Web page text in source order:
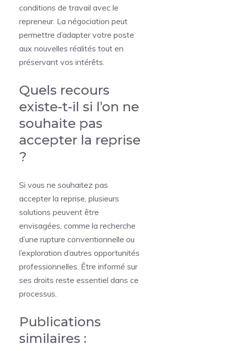
conditions de travail avec le
repreneur. La négociation peut
permettre d’adapter votre poste
aux nouvelles réalités tout en
préservant vos intérêts.
Quels recours
existe-t-il si l’on ne
souhaite pas
accepter la reprise
?
Si vous ne souhaitez pas
accepter la reprise, plusieurs
solutions peuvent être
envisagées, comme la recherche
d’une rupture conventionnelle ou
l’exploration d’autres opportunités
professionnelles. Être informé sur
ses droits reste essentiel dans ce
processus.
Publications
similaires :